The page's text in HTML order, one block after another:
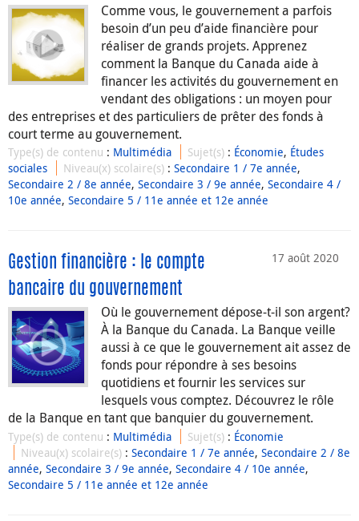
Comme vous, le gouvernement a parfois
besoin d’un peu d’aide financière pour
réaliser de grands projets. Apprenez
comment la Banque du Canada aide à
financer les activités du gouvernement en
vendant des obligations : un moyen pour
des entreprises et des particuliers de prêter des fonds à
court terme au gouvernement.
Type(s) de contenu : Multimédia Sujet(s) : Économie, Études
sociales
Niveau(x) scolaire(s) :Secondaire 1 / 7e année,
Secondaire 2 / 8e année, Secondaire 3 / 9e année, Secondaire 4 /
10e année, Secondaire 5 / 11e année et 12e année
17 août 2020
Gestion financière : le compte
bancaire du gouvernement
Où le gouvernement dépose-t-il son argent?
À la Banque du Canada. La Banque veille
aussi à ce que le gouvernement ait assez de
fonds pour répondre à ses besoins
quotidiens et fournir les services sur
lesquels vous comptez. Découvrez le rôle
de la Banque en tant que banquier du gouvernement.
Type(s) de contenu : Multimédia Sujet(s) : Économie
Niveau(x) scolaire(s) :Secondaire 1 / 7e année,Secondaire 2 / 8e
année, Secondaire 3 / 9e année, Secondaire 4 / 10e année,
Secondaire 5 / 11e année et 12e année